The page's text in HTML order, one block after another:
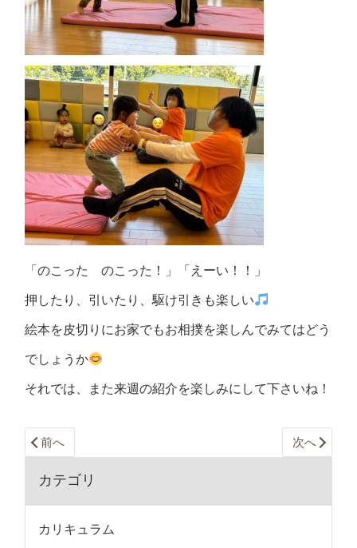
「のこった のこった！」「えーい！！」
押したり、引いたり、駆け引きも楽しい
絵本を皮切りにお家でもお相撲を楽しんでみてはどう
でしょうか
それでは、また来週の紹介を楽しみにして下さいね！
前へ 次へ
カテゴリ
カリキュラム